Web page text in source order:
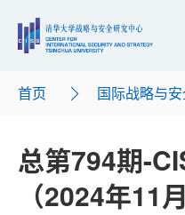
首页 国际战略与
总第794期-
（2024年11